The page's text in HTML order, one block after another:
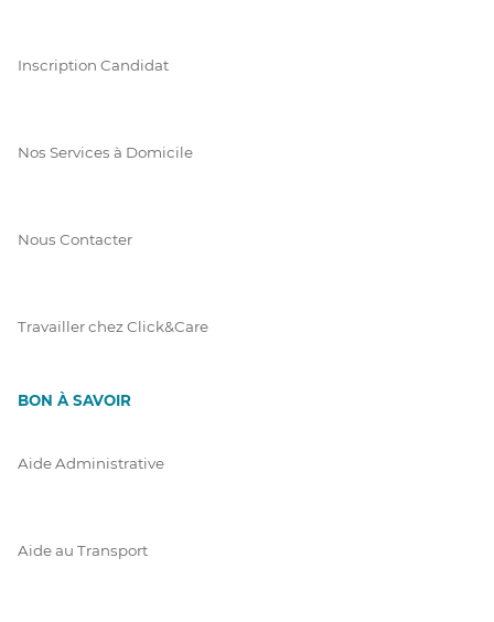
Inscription Candidat
Nos Services à Domicile
Nous Contacter
Travailler chez Click&Care
BON À SAVOIR
Aide Administrative
Aide au Transport